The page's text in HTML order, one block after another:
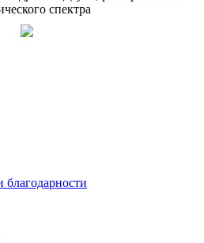
спектра